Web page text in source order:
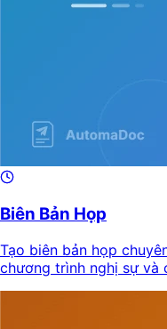
Biên Bản Họp
Tạo biên bản họp
chương trình nghị sự và